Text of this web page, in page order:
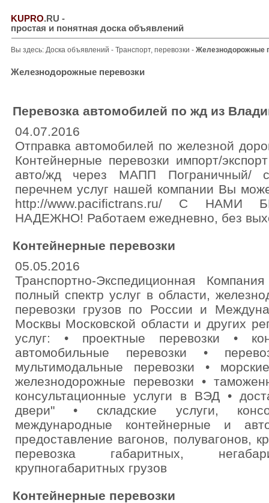
KUPRO.RU -
простая и понятная доска объявлений
Вы здесь: Доска объявлений - Транспорт, перевозки - Железнодорожные
Железнодорожные перевозки
Перевозка автомобилей по жд из
04.07.2016
Отправка автомобилей по железной
Контейнерные перевозки импорт/
авто/жд через МАПП Пограничный/
перечнем услуг нашей компании Вы
http://www.pacifictrans.ru/ С НАМИ
НАДЕЖНО! Работаем ежедневно, без
Контейнерные перевозки
05.05.2016
Транспортно-Экспедиционная
полный спектр услуг в области,
перевозки грузов по России и
Москвы Московской области и других
услуг: • проектные перевозки •
автомобильные перевозки •
мультимодальные перевозки •
железнодорожные перевозки •
консультационные услуги в ВЭД •
двери" • складские услуги,
международные контейнерные и
предоставление вагонов, полувагонов,
перевозка габаритных,
крупногабаритных грузов
Контейнерные перевозки